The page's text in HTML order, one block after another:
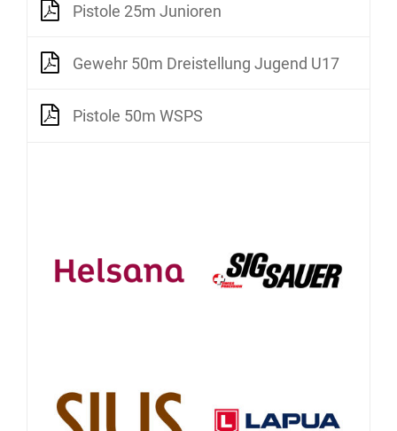
Pistole 25m Junioren
Gewehr 50m Dreistellung Jugend U17
Pistole 50m WSPS